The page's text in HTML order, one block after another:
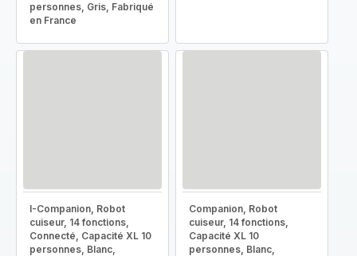
personnes, Gris, Fabriqué
en France
I-Companion, Robot
cuiseur, 14 fonctions,
Connecté, Capacité XL 10
personnes, Blanc,
Companion, Robot
cuiseur, 14 fonctions,
Capacité XL 10
personnes, Blanc,